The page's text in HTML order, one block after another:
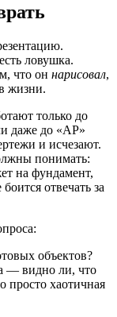
ловушка.
что он нарисовал,
жизни.
только до
даже до «АР»
и исчезают.
понимать:
на фундамент,
отвечать за
объектов?
— видно ли, что
просто хаотичная